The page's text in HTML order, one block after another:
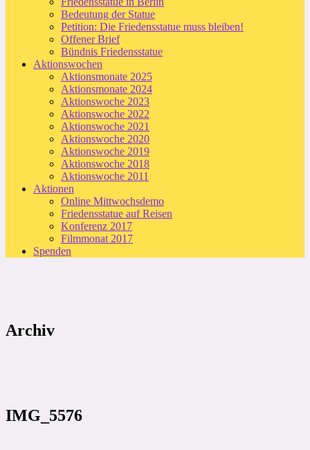
Bedeutung der Statue
Petition: Die Friedensstatue muss bleiben!
Offener Brief
Bündnis Friedensstatue
Aktionswochen
Aktionsmonate 2025
Aktionsmonate 2024
Aktionswoche 2023
Aktionswoche 2022
Aktionswoche 2021
Aktionswoche 2020
Aktionswoche 2019
Aktionswoche 2018
Aktionswoche 2011
Aktionen
Online Mittwochsdemo
Friedensstatue auf Reisen
Konferenz 2017
Filmmonat 2017
Spenden
Archiv
IMG_5576